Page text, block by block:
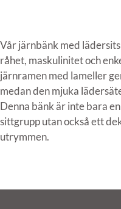
Vår järnbänk med
råhet, maskulinitet och
järnramen med lameller
medan den mjuka
Denna bänk är inte bara
sittgrupp utan också ett
utrymmen.